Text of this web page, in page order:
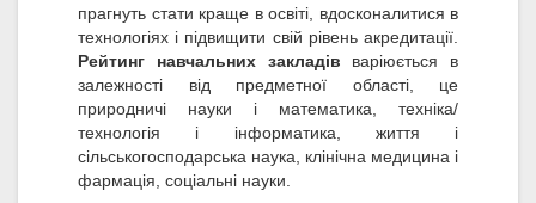
прагнуть стати краще в освіті, вдосконалитися в
технологіях і підвищити свій рівень акредитації.
Рейтинг навчальних закладів варіюється в
залежності від предметної області, це
природничі науки і математика, техніка/
технологія і інформатика, життя і
сільськогосподарська наука, клінічна медицина і
фармація, соціальні науки.